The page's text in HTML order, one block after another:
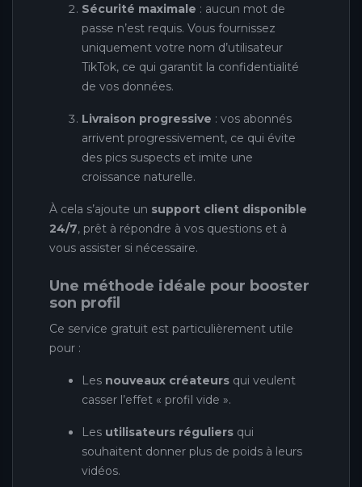
Sécurité maximale : aucun mot de
passe n’est requis. Vous fournissez
uniquement votre nom d’utilisateur
TikTok, ce qui garantit la confidentialité
de vos données.
Livraison progressive : vos abonnés
arrivent progressivement, ce qui évite
des pics suspects et imite une
croissance naturelle.
À cela s’ajoute un support client disponible
24/7, prêt à répondre à vos questions et à
vous assister si nécessaire.
Une méthode idéale pour booster
son profil
Ce service gratuit est particulièrement utile
pour :
Les nouveaux créateurs qui veulent
casser l’effet « profil vide ».
Les utilisateurs réguliers qui
souhaitent donner plus de poids à leurs
vidéos.